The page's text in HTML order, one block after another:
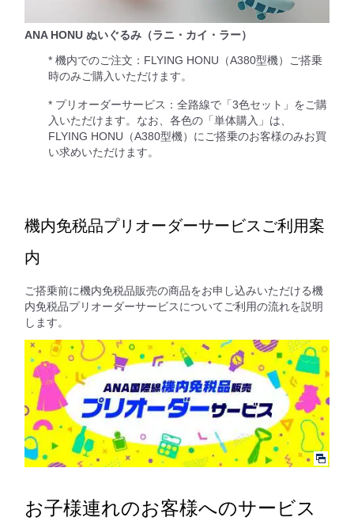
ANA HONU ぬいぐるみ（ラニ・カイ・ラー）
* 機内でのご注文：FLYING HONU（A380型機）ご搭乗
時のみご購入いただけます。
* プリオーダーサービス：全路線で「3色セット」をご購
入いただけます。なお、各色の「単体購入」は、
FLYING HONU（A380型機）にご搭乗のお客様のみお買
い求めいただけます。
機内免税品プリオーダーサービスご利用案
内
ご搭乗前に機内免税品販売の商品をお申し込みいただける機
内免税品プリオーダーサービスについてご利用の流れを説明
します。
お子様連れのお客様へのサービス